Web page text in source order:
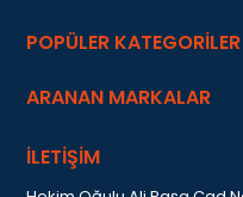
POPÜLER KATEGORİLER
ARANAN MARKALAR
İLETİŞİM